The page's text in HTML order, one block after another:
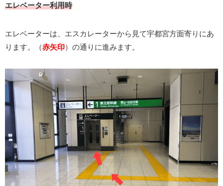
エレベーター利用時
エレベーターは、エスカレーターから見て宇都宮方面寄りにあ
ります。（赤矢印）の通りに進みます。